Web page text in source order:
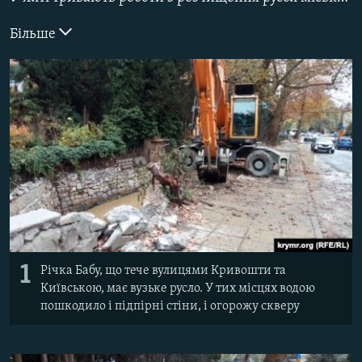
УКРАЇНСЬКА ПРОБЛЕМА КРИМУ
ІНФОГРАФІКА
Русский
Qırımtatar
ДОЛУЧАЙСЯ!
Усі сайти RFE/RL
Більше
1
Річка Бабу, що тече вулицями Кривошти та
Київською, має вузьке русло. У тих місцях водою
пошкодило і підпірні стіни, і огорожу скверу